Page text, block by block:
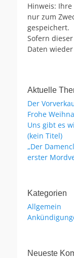
Hinweis:
nur zum
gespeichert.
Sofern
Daten
Aktuelle
Der
Frohe
Uns gibt es
(kein Titel)
„Der
erster
Kategorien
Allgemein
Neueste